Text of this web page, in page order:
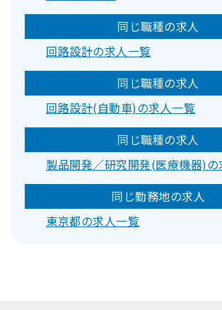
同じ職種の求人
回路設計の求人一覧
同じ職種の求人
回路設計(自動車)の求人一覧
同じ職種の求人
製品開発／研究開発(医療機器)
同じ勤務地の求人
東京都の求人一覧